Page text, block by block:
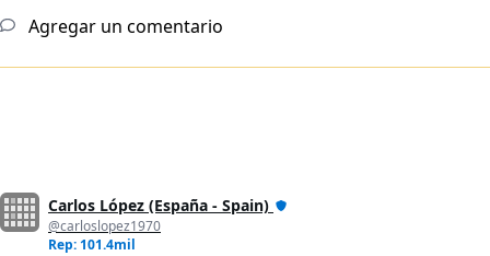
Agregar un comentario
Carlos López (España - Spain)
@carloslopez1970
Rep: 101.4mil